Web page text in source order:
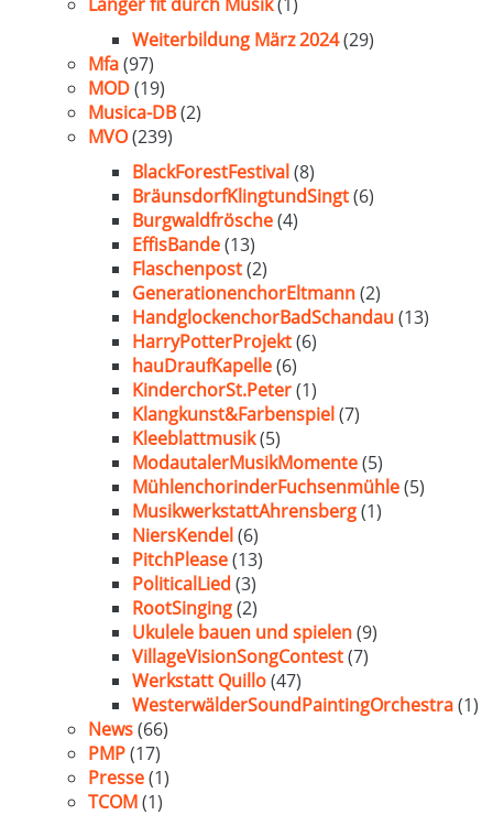
Weiterbildung März 2024(29)
Mfa(97)
MOD(19)
Musica-DB(2)
MVO(239)
BlackForestFestival(8)
BräunsdorfKlingtundSingt(6)
Burgwaldfrösche(4)
EffisBande(13)
Flaschenpost(2)
GenerationenchorEltmann(2)
HandglockenchorBadSchandau(13)
HarryPotterProjekt(6)
hauDraufKapelle(6)
KinderchorSt.Peter(1)
Klangkunst&Farbenspiel(7)
Kleeblattmusik(5)
ModautalerMusikMomente(5)
MühlenchorinderFuchsenmühle(5)
MusikwerkstattAhrensberg(1)
NiersKendel(6)
PitchPlease(13)
PoliticalLied (3)
RootSinging(2)
Ukulele bauen und spielen(9)
VillageVisionSongContest(7)
Werkstatt Quillo(47)
WesterwälderSoundPaintingOrchestra(1)
News(66)
PMP(17)
Presse(1)
TCOM(1)